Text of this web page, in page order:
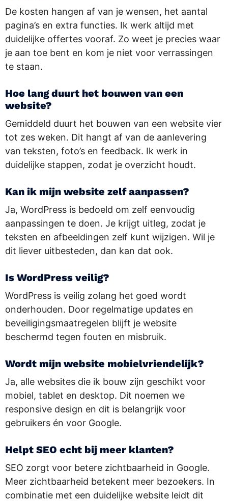
De kosten hangen af van je wensen, het aantal
pagina’s en extra functies. Ik werk altijd met
duidelijke offertes vooraf. Zo weet je precies waar
je aan toe bent en kom je niet voor verrassingen
te staan.
Hoe lang duurt het bouwen van een
website?
Gemiddeld duurt het bouwen van een website vier
tot zes weken. Dit hangt af van de aanlevering
van teksten, foto’s en feedback. Ik werk in
duidelijke stappen, zodat je overzicht houdt.
Kan ik mijn website zelf aanpassen?
Ja, WordPress is bedoeld om zelf eenvoudig
aanpassingen te doen. Je krijgt uitleg, zodat je
teksten en afbeeldingen zelf kunt wijzigen. Wil je
dit liever uitbesteden, dan kan dat ook.
Is WordPress veilig?
WordPress is veilig zolang het goed wordt
onderhouden. Door regelmatige updates en
beveiligingsmaatregelen blijft je website
beschermd tegen fouten en misbruik.
Wordt mijn website mobielvriendelijk?
Ja, alle websites die ik bouw zijn geschikt voor
mobiel, tablet en desktop. Dit noemen we
responsive design en dit is belangrijk voor
gebruikers én voor Google.
Helpt SEO echt bij meer klanten?
SEO zorgt voor betere zichtbaarheid in Google.
Meer zichtbaarheid betekent meer bezoekers. In
combinatie met een duidelijke website leidt dit